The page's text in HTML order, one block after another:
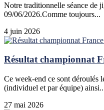
Notre traditionnelle séance de
09/06/2026.Comme toujours...
4 juin 2026
Résultat championnat
Ce week-end ce sont déroulés
(individuel et par équipe)
27 mai 2026